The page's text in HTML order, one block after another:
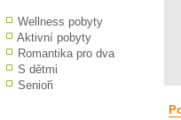
Wellness pobyty
Aktivní pobyty
Romantika pro dva
S dětmi
Senioři